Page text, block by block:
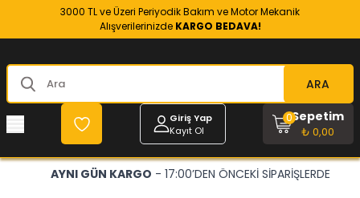
3000 TL ve Üzeri Periyodik Bakım ve Motor Mekanik
Alışverilerinizde KARGO BEDAVA!
ARA
Giriş Yap
Kayıt Ol
Sepetim
₺ 0,00
0
AYNI GÜN KARGO - 17:00’DEN ÖNCEKİ SİPARİŞLERDE